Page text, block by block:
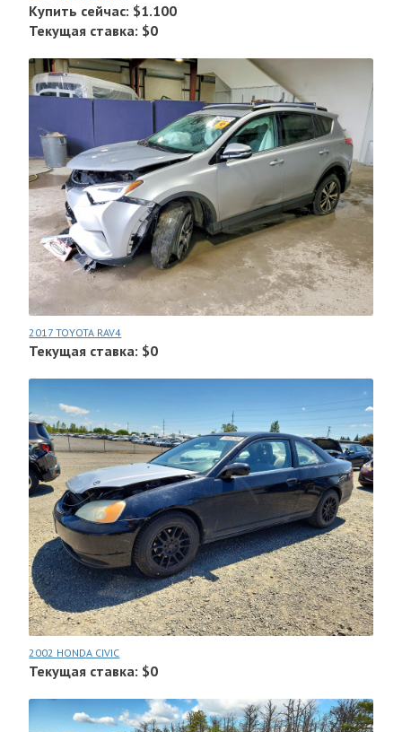
Купить сейчас: $1.100
Текущая ставка: $0
2017 TOYOTA RAV4
Текущая ставка: $0
2002 HONDA CIVIC
Текущая ставка: $0